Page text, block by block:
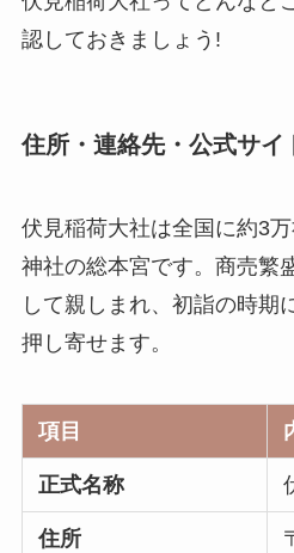
認しておきましょう!
住所・連絡先・公式サイ
伏見稲荷大社は全国に約3
神社の総本宮です。商売繁
して親しまれ、初詣の時期
押し寄せます。
項目
正式名称
住所